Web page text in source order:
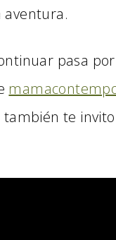
pasa
también te